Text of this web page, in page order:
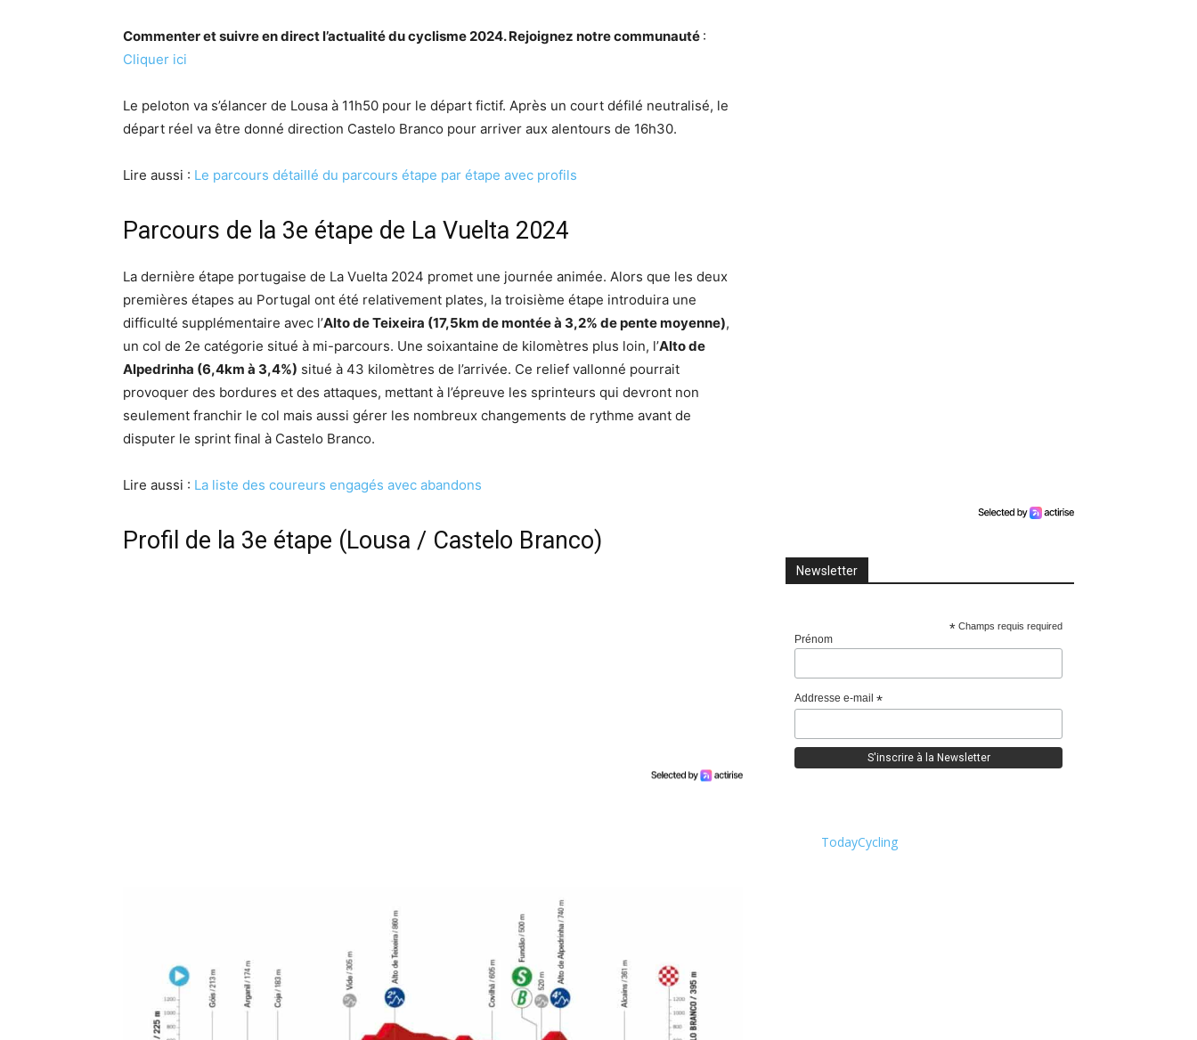
Commenter et suivre en direct l’actualité du cyclisme 2024. Rejoignez notre communauté :
Cliquer ici
Le peloton va s’élancer de Lousa à 11h50 pour le départ fictif. Après un court défilé neutralisé, le
départ réel va être donné direction Castelo Branco pour arriver aux alentours de 16h30.
Lire aussi : Le parcours détaillé du parcours étape par étape avec profils
Parcours de la 3e étape de La Vuelta 2024
La dernière étape portugaise de La Vuelta 2024 promet une journée animée. Alors que les deux
premières étapes au Portugal ont été relativement plates, la troisième étape introduira une
difficulté supplémentaire avec l’Alto de Teixeira (17,5km de montée à 3,2% de pente moyenne),
un col de 2e catégorie situé à mi-parcours. Une soixantaine de kilomètres plus loin, l’Alto de
Alpedrinha (6,4km à 3,4%) situé à 43 kilomètres de l’arrivée. Ce relief vallonné pourrait
provoquer des bordures et des attaques, mettant à l’épreuve les sprinteurs qui devront non
seulement franchir le col mais aussi gérer les nombreux changements de rythme avant de
disputer le sprint final à Castelo Branco.
Lire aussi : La liste des coureurs engagés avec abandons
Profil de la 3e étape (Lousa / Castelo Branco)
Newsletter
* Champs requis required
Prénom
Addresse e-mail *
TodayCycling